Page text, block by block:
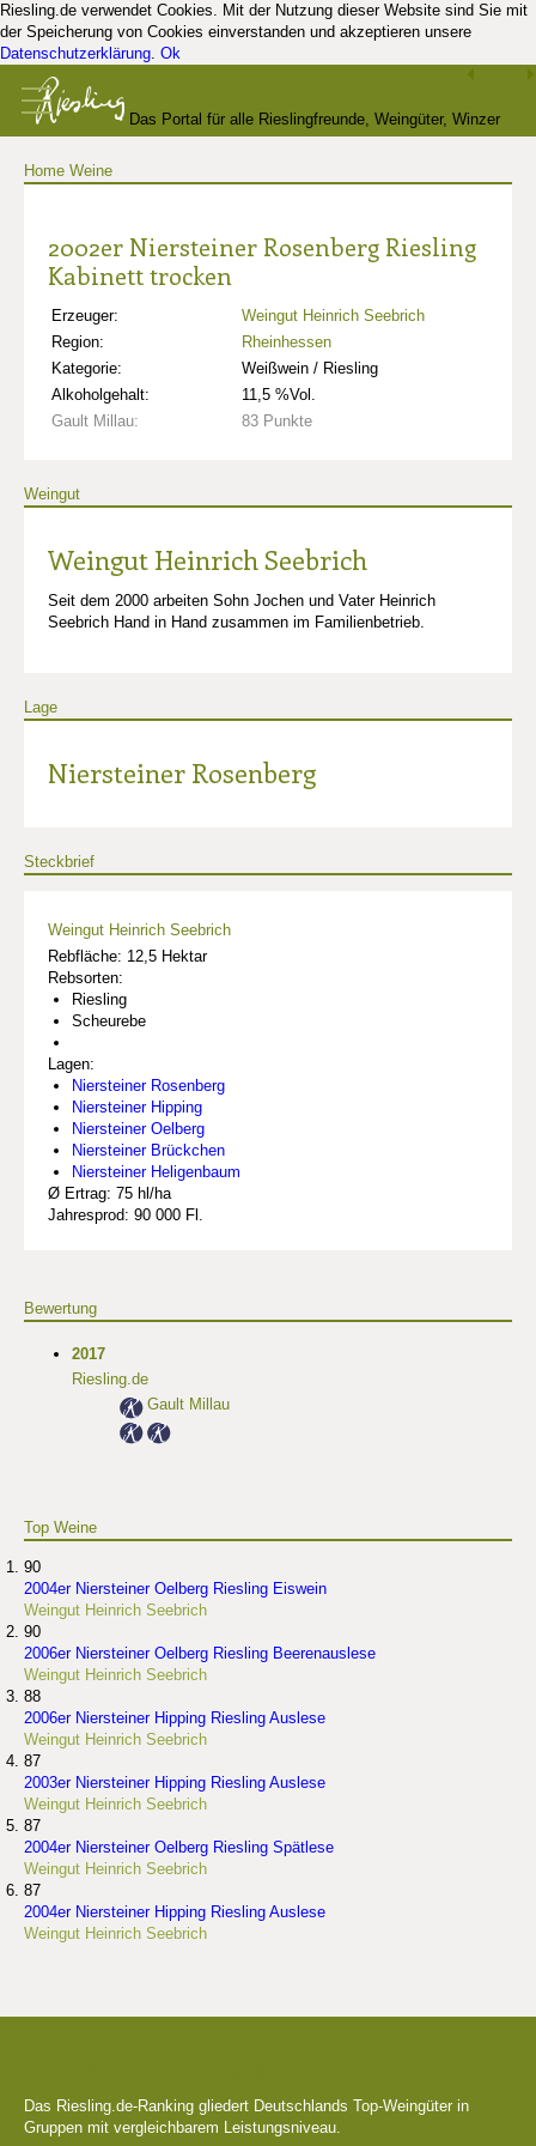
Riesling.de verwendet Cookies. Mit der Nutzung dieser Website sind Sie mit
der Speicherung von Cookies einverstanden und akzeptieren unsere
Datenschutzerklärung. Ok
Das Portal für alle Rieslingfreunde, Weingüter, Winzer
Home Weine
2002er Niersteiner Rosenberg Riesling
Kabinett trocken
Erzeuger:
Weingut Heinrich Seebrich
Region:
Rheinhessen
Kategorie:
Weißwein / Riesling
Alkoholgehalt:
11,5 %Vol.
Gault Millau:
83 Punkte
Weingut
Weingut Heinrich Seebrich
Seit dem 2000 arbeiten Sohn Jochen und Vater Heinrich
Seebrich Hand in Hand zusammen im Familienbetrieb.
Lage
Niersteiner Rosenberg
Steckbrief
Weingut Heinrich Seebrich
Rebfläche: 12,5 Hektar
Rebsorten:
Riesling
Scheurebe
Lagen:
Niersteiner Rosenberg
Niersteiner Hipping
Niersteiner Oelberg
Niersteiner Brückchen
Niersteiner Heligenbaum
Ø Ertrag: 75 hl/ha
Jahresprod: 90 000 Fl.
Bewertung
2017
Riesling.de
Gault Millau
Top Weine
90
2004er Niersteiner Oelberg Riesling Eiswein
Weingut Heinrich Seebrich
90
2006er Niersteiner Oelberg Riesling Beerenauslese
Weingut Heinrich Seebrich
88
2006er Niersteiner Hipping Riesling Auslese
Weingut Heinrich Seebrich
87
2003er Niersteiner Hipping Riesling Auslese
Weingut Heinrich Seebrich
87
2004er Niersteiner Oelberg Riesling Spätlese
Weingut Heinrich Seebrich
87
2004er Niersteiner Hipping Riesling Auslese
Weingut Heinrich Seebrich
Das Riesling.de-Ranking gliedert Deutschlands Top-Weingüter in
Gruppen mit vergleichbarem Leistungsniveau.